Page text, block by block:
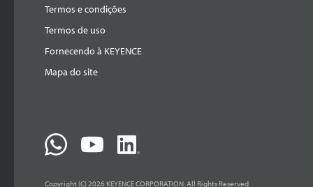
Termos e condições
Termos de uso
Fornecendo à KEYENCE
Mapa do site
Copyright (C) 2026 KEYENCE CORPORATION. All Rights Reserved.